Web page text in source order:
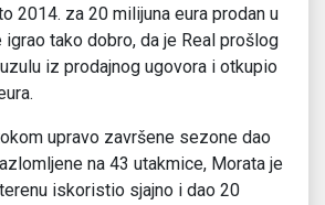
2014. za 20 milijuna eura prodan u
igrao tako dobro, da je Real prošlog
iz prodajnog ugovora i otkupio
upravo završene sezone dao
na 43 utakmice, Morata je
iskoristio sjajno i dao 20